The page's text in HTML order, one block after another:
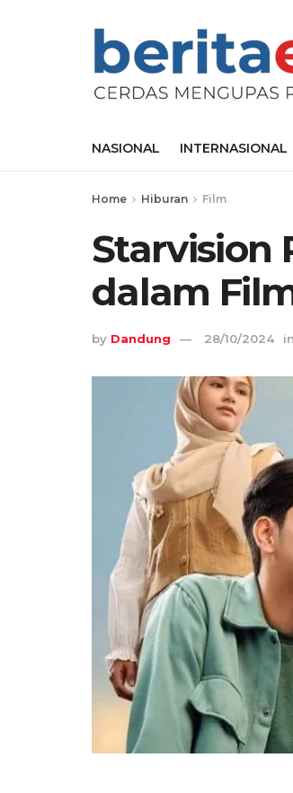
NASIONAL INTERNASIONAL
Home Hiburan Film
Starvision
dalam
by Dandung 28/10/2024 in